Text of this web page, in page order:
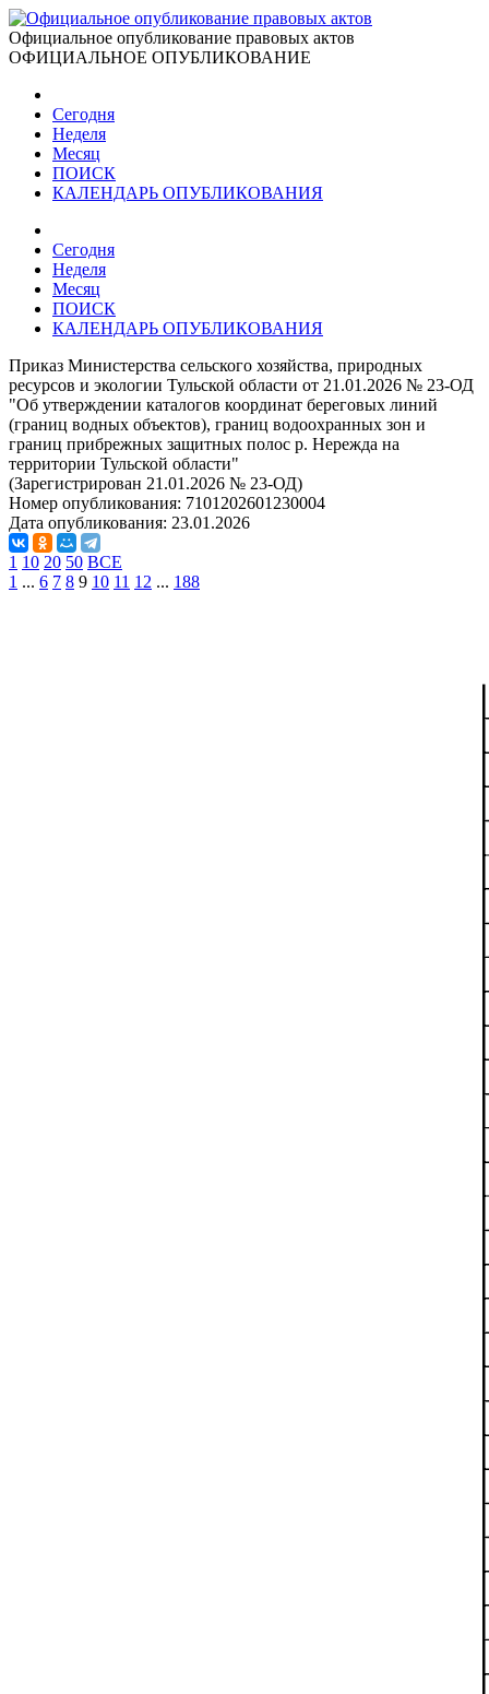
Официальное опубликование правовых актов
ОФИЦИАЛЬНОЕ ОПУБЛИКОВАНИЕ
Сегодня
Неделя
Месяц
ПОИСК
КАЛЕНДАРЬ ОПУБЛИКОВАНИЯ
Сегодня
Неделя
Месяц
ПОИСК
КАЛЕНДАРЬ ОПУБЛИКОВАНИЯ
Приказ Министерства сельского хозяйства, природных
ресурсов и экологии Тульской области от 21.01.2026 № 23-ОД
"Об утверждении каталогов координат береговых линий
(границ водных объектов), границ водоохранных зон и
границ прибрежных защитных полос р. Нережда на
территории Тульской области"
(Зарегистрирован 21.01.2026 № 23-ОД)
Номер опубликования: 7101202601230004
Дата опубликования: 23.01.2026
1 10 20 50 ВСЕ
1 ... 6 7 8 9 10 11 12 ... 188